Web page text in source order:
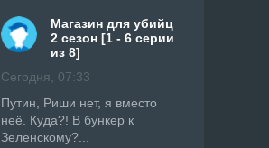
Магазин для убийц
2 сезон [1 - 6 серии
из 8]
Сегодня, 07:33
Путин, Риши нет, я вместо
неё. Куда?! В бункер к
Зеленскому?...